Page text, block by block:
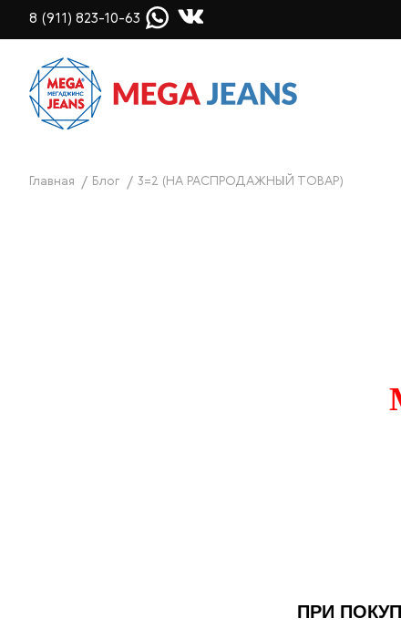
8 (911) 823-10-63
Главная Блог 3=2 (НА РАСПРОДАЖНЫЙ ТОВАР)
ПРИ